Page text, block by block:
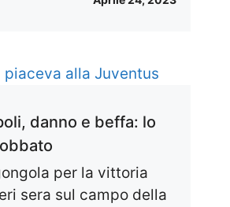
danno e beffa: lo
per la vittoria
sera sul campo della